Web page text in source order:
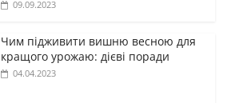
09.09.2023
Чим підживити вишню весною для
кращого урожаю: дієві поради
04.04.2023